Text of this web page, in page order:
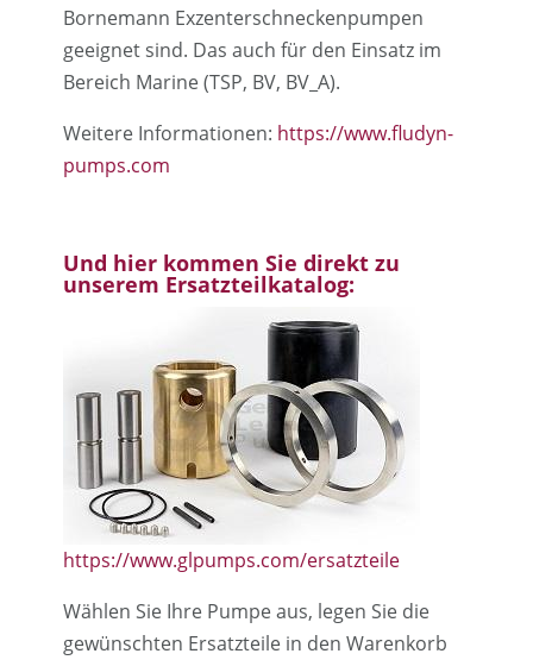
Bornemann Exzenterschneckenpumpen
geeignet sind. Das auch für den Einsatz im
Bereich Marine (TSP, BV, BV_A).
Weitere Informationen: https://www.fludyn-
pumps.com
Und hier kommen Sie direkt zu
unserem Ersatzteilkatalog:
https://www.glpumps.com/ersatzteile
Wählen Sie Ihre Pumpe aus, legen Sie die
gewünschten Ersatzteile in den Warenkorb